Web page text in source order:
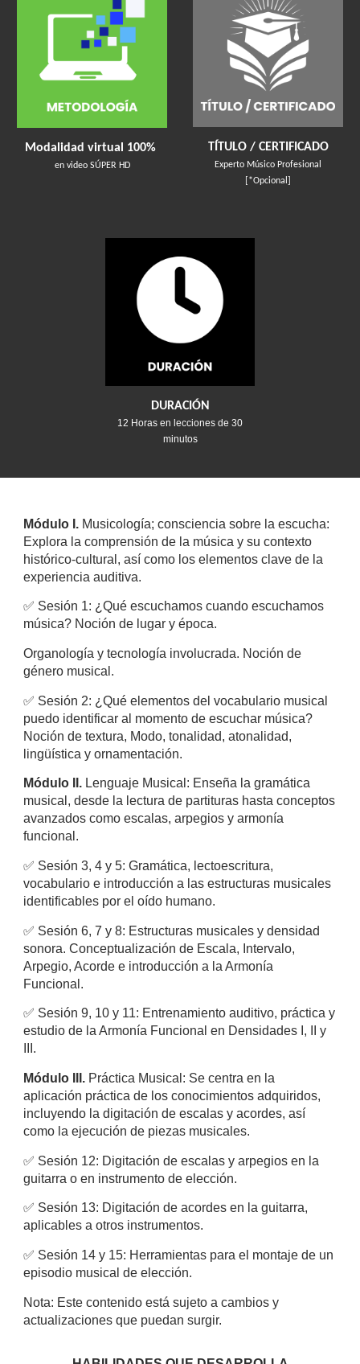
Modalidad virtual 100%
en video SÚPER HD
TÍTULO / CERTIFICADO
Experto Músico Profesional
[*Opcional]
DURACIÓN
12 Horas en lecciones de 30
minutos
Módulo I. Musicología; consciencia sobre la escucha:
Explora la comprensión de la música y su contexto
histórico-cultural, así como los elementos clave de la
experiencia auditiva.
✅ Sesión 1: ¿Qué escuchamos cuando escuchamos
música? Noción de lugar y época.
Organología y tecnología involucrada. Noción de
género musical.
✅ Sesión 2: ¿Qué elementos del vocabulario musical
puedo identificar al momento de escuchar música?
Noción de textura, Modo, tonalidad, atonalidad,
lingüística y ornamentación.
Módulo II. Lenguaje Musical: Enseña la gramática
musical, desde la lectura de partituras hasta conceptos
avanzados como escalas, arpegios y armonía
funcional.
✅ Sesión 3, 4 y 5: Gramática, lectoescritura,
vocabulario e introducción a las estructuras musicales
identificables por el oído humano.
✅ Sesión 6, 7 y 8: Estructuras musicales y densidad
sonora. Conceptualización de Escala, Intervalo,
Arpegio, Acorde e introducción a la Armonía
Funcional.
✅ Sesión 9, 10 y 11: Entrenamiento auditivo, práctica y
estudio de la Armonía Funcional en Densidades I, II y
III.
Módulo III. Práctica Musical: Se centra en la
aplicación práctica de los conocimientos adquiridos,
incluyendo la digitación de escalas y acordes, así
como la ejecución de piezas musicales.
✅ Sesión 12: Digitación de escalas y arpegios en la
guitarra o en instrumento de elección.
✅ Sesión 13: Digitación de acordes en la guitarra,
aplicables a otros instrumentos.
✅ Sesión 14 y 15: Herramientas para el montaje de un
episodio musical de elección.
Nota: Este contenido está sujeto a cambios y
actualizaciones que puedan surgir.